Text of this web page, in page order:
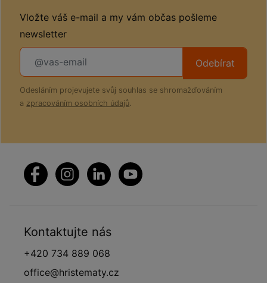
Vložte váš e-mail a my vám občas pošleme
newsletter
Odebírat
Odesláním projevujete svůj souhlas se shromažďováním
a zpracováním osobních údajů.
Kontaktujte nás
+420 734 889 068
office@hristematy.cz